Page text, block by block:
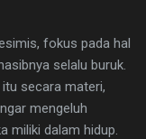
fokus pada hal
selalu buruk.
secara materi,
mengeluh
miliki dalam hidup.